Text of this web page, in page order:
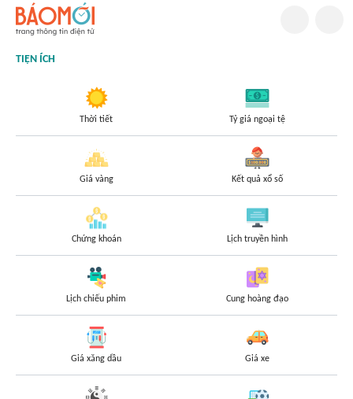
TIỆN ÍCH
Thời tiết Tỷ giá ngoại tệ
Giá vàng Kết quả xổ số
Chứng khoán Lịch truyền hình
Lịch chiếu phim Cung hoàng đạo
Giá xăng dầu Giá xe